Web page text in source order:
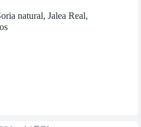
natural, Jalea Real,